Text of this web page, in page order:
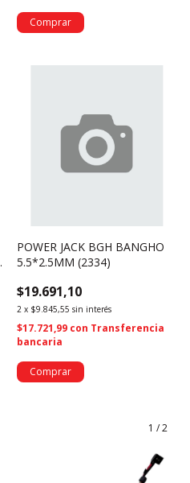
POWER JACK BGH BANGHO
5.5*2.5MM (2334)
$19.691,10
2 x $9.845,55 sin interés
$17.721,99 con Transferencia
bancaria
1 /2